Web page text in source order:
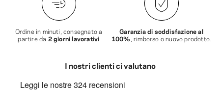
Ordine in minuti, consegnato a
partire da 2 giorni lavorativi
Garanzia di soddisfazione al
100% , rimborso o nuovo prodotto.
I nostri clienti ci valutano